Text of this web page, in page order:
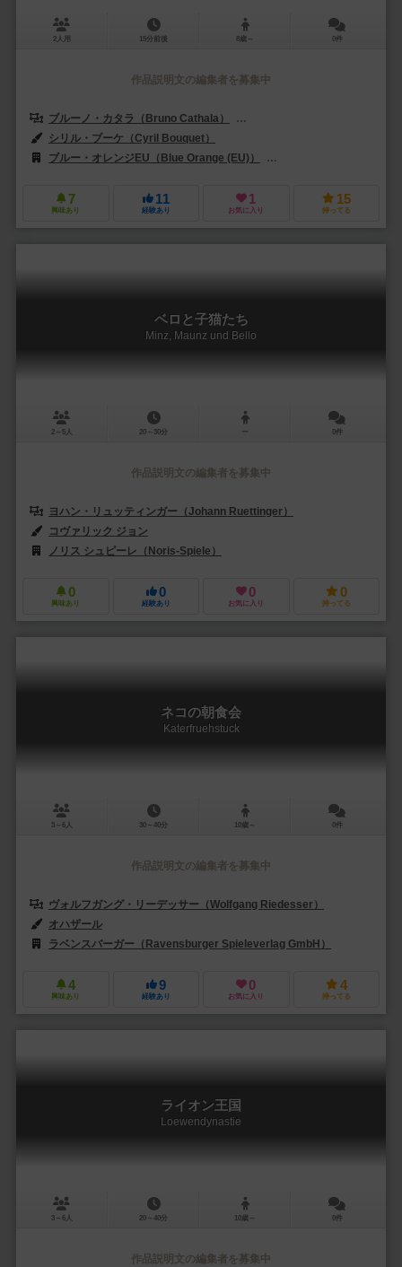
2人用 15分前後 8歳～ 0件
作品説明文の編集者を募集中
ブルーノ・カタラ（Bruno Cathala）
シリル・ブーケ（Cyril Bouquet）
ブルー・オレンジEU（Blue Orange (EU)）
7
興味あり
11
経験あり
1
お気に入り
15
持ってる
ベロと子猫たち
Minz, Maunz und Bello
2～5人 20～30分 ー 0件
作品説明文の編集者を募集中
ヨハン・リュッティンガー（Johann Ruettinger）
コヴァリック ジョン
ノリス シュピーレ（Noris-Spiele）
0
興味あり
0
経験あり
0
お気に入り
0
持ってる
ネコの朝食会
Katerfruehstuck
3～6人 30～40分 10歳～ 0件
作品説明文の編集者を募集中
ヴォルフガング・リーデッサー（Wolfgang Riedesser）
オハザール
ラベンスバーガー（Ravensburger Spieleverlag GmbH）
4
興味あり
9
経験あり
0
お気に入り
4
持ってる
ライオン王国
Loewendynastie
3～6人 20～40分 10歳～ 0件
作品説明文の編集者を募集中